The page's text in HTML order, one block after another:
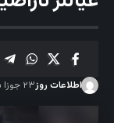
اطلاعات روز۲۳ جوزا ۱۴۰۵ - ۱۳ جون ۲۰۲۶